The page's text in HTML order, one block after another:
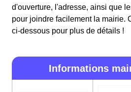
d'ouverture, l'adresse, ainsi que
pour joindre facilement la mairie.
ci-dessous pour plus de détails !
Informations